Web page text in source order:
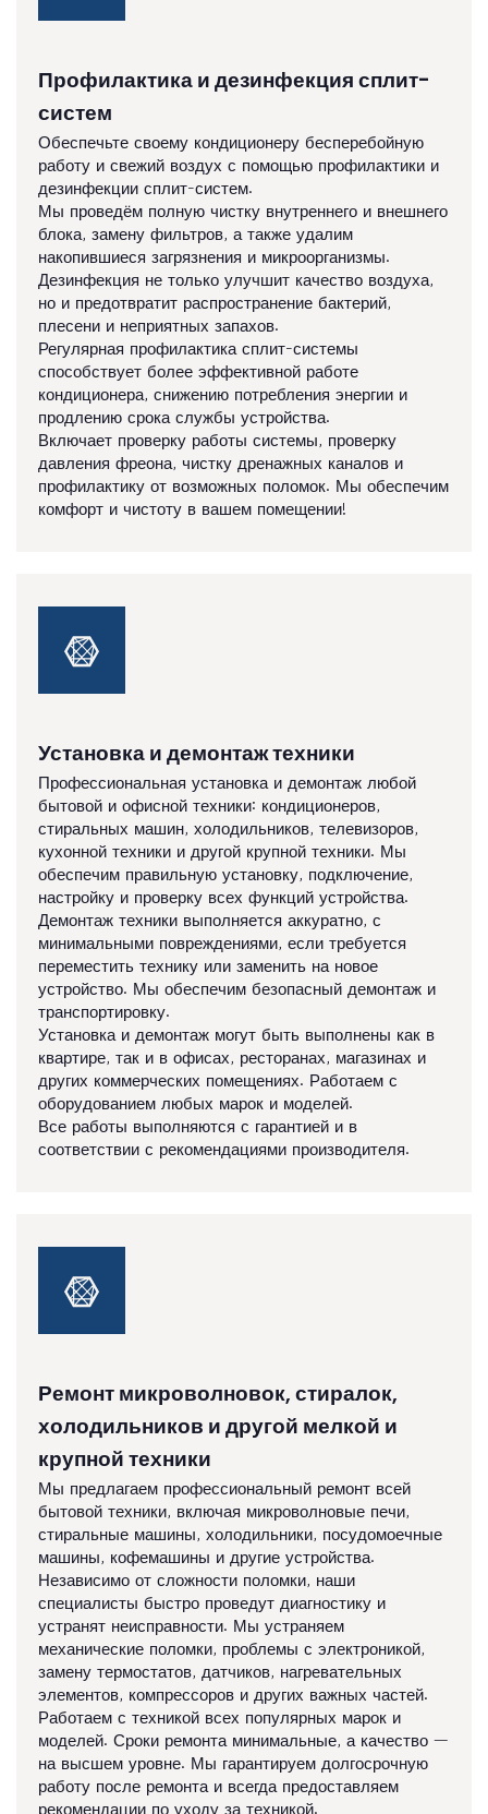
Профилактика и дезинфекция сплит-
систем
Обеспечьте своему кондиционеру бесперебойную
работу и свежий воздух с помощью профилактики и
дезинфекции сплит-систем.
Мы проведём полную чистку внутреннего и внешнего
блока, замену фильтров, а также удалим
накопившиеся загрязнения и микроорганизмы.
Дезинфекция не только улучшит качество воздуха,
но и предотвратит распространение бактерий,
плесени и неприятных запахов.
Регулярная профилактика сплит-системы
способствует более эффективной работе
кондиционера, снижению потребления энергии и
продлению срока службы устройства.
Включает проверку работы системы, проверку
давления фреона, чистку дренажных каналов и
профилактику от возможных поломок. Мы обеспечим
комфорт и чистоту в вашем помещении!
Установка и демонтаж техники
Профессиональная установка и демонтаж любой
бытовой и офисной техники: кондиционеров,
стиральных машин, холодильников, телевизоров,
кухонной техники и другой крупной техники. Мы
обеспечим правильную установку, подключение,
настройку и проверку всех функций устройства.
Демонтаж техники выполняется аккуратно, с
минимальными повреждениями, если требуется
переместить технику или заменить на новое
устройство. Мы обеспечим безопасный демонтаж и
транспортировку.
Установка и демонтаж могут быть выполнены как в
квартире, так и в офисах, ресторанах, магазинах и
других коммерческих помещениях. Работаем с
оборудованием любых марок и моделей.
Все работы выполняются с гарантией и в
соответствии с рекомендациями производителя.
Ремонт микроволновок, стиралок,
холодильников и другой мелкой и
крупной техники
Мы предлагаем профессиональный ремонт всей
бытовой техники, включая микроволновые печи,
стиральные машины, холодильники, посудомоечные
машины, кофемашины и другие устройства.
Независимо от сложности поломки, наши
специалисты быстро проведут диагностику и
устранят неисправности. Мы устраняем
механические поломки, проблемы с электроникой,
замену термостатов, датчиков, нагревательных
элементов, компрессоров и других важных частей.
Работаем с техникой всех популярных марок и
моделей. Сроки ремонта минимальные, а качество —
на высшем уровне. Мы гарантируем долгосрочную
работу после ремонта и всегда предоставляем
рекомендации по уходу за техникой.